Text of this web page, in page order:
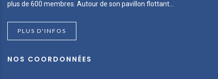
plus de 600 membres. Autour de son pavillon flottant...
PLUS D'INFOS
NOS COORDONNÉES